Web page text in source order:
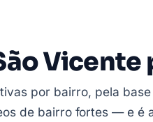
por bairro, pela
de bairro fortes — e é